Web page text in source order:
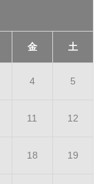
金 土
4 5
11 12
18 19